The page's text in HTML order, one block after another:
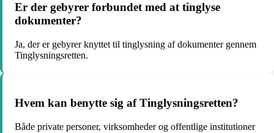
Er der gebyrer forbundet med at tinglyse
dokumenter?
Ja, der er gebyrer knyttet til tinglysning af dokumenter gennem
Tinglysningsretten.
Hvem kan benytte sig af Tinglysningsretten?
Både private personer, virksomheder og offentlige institutioner